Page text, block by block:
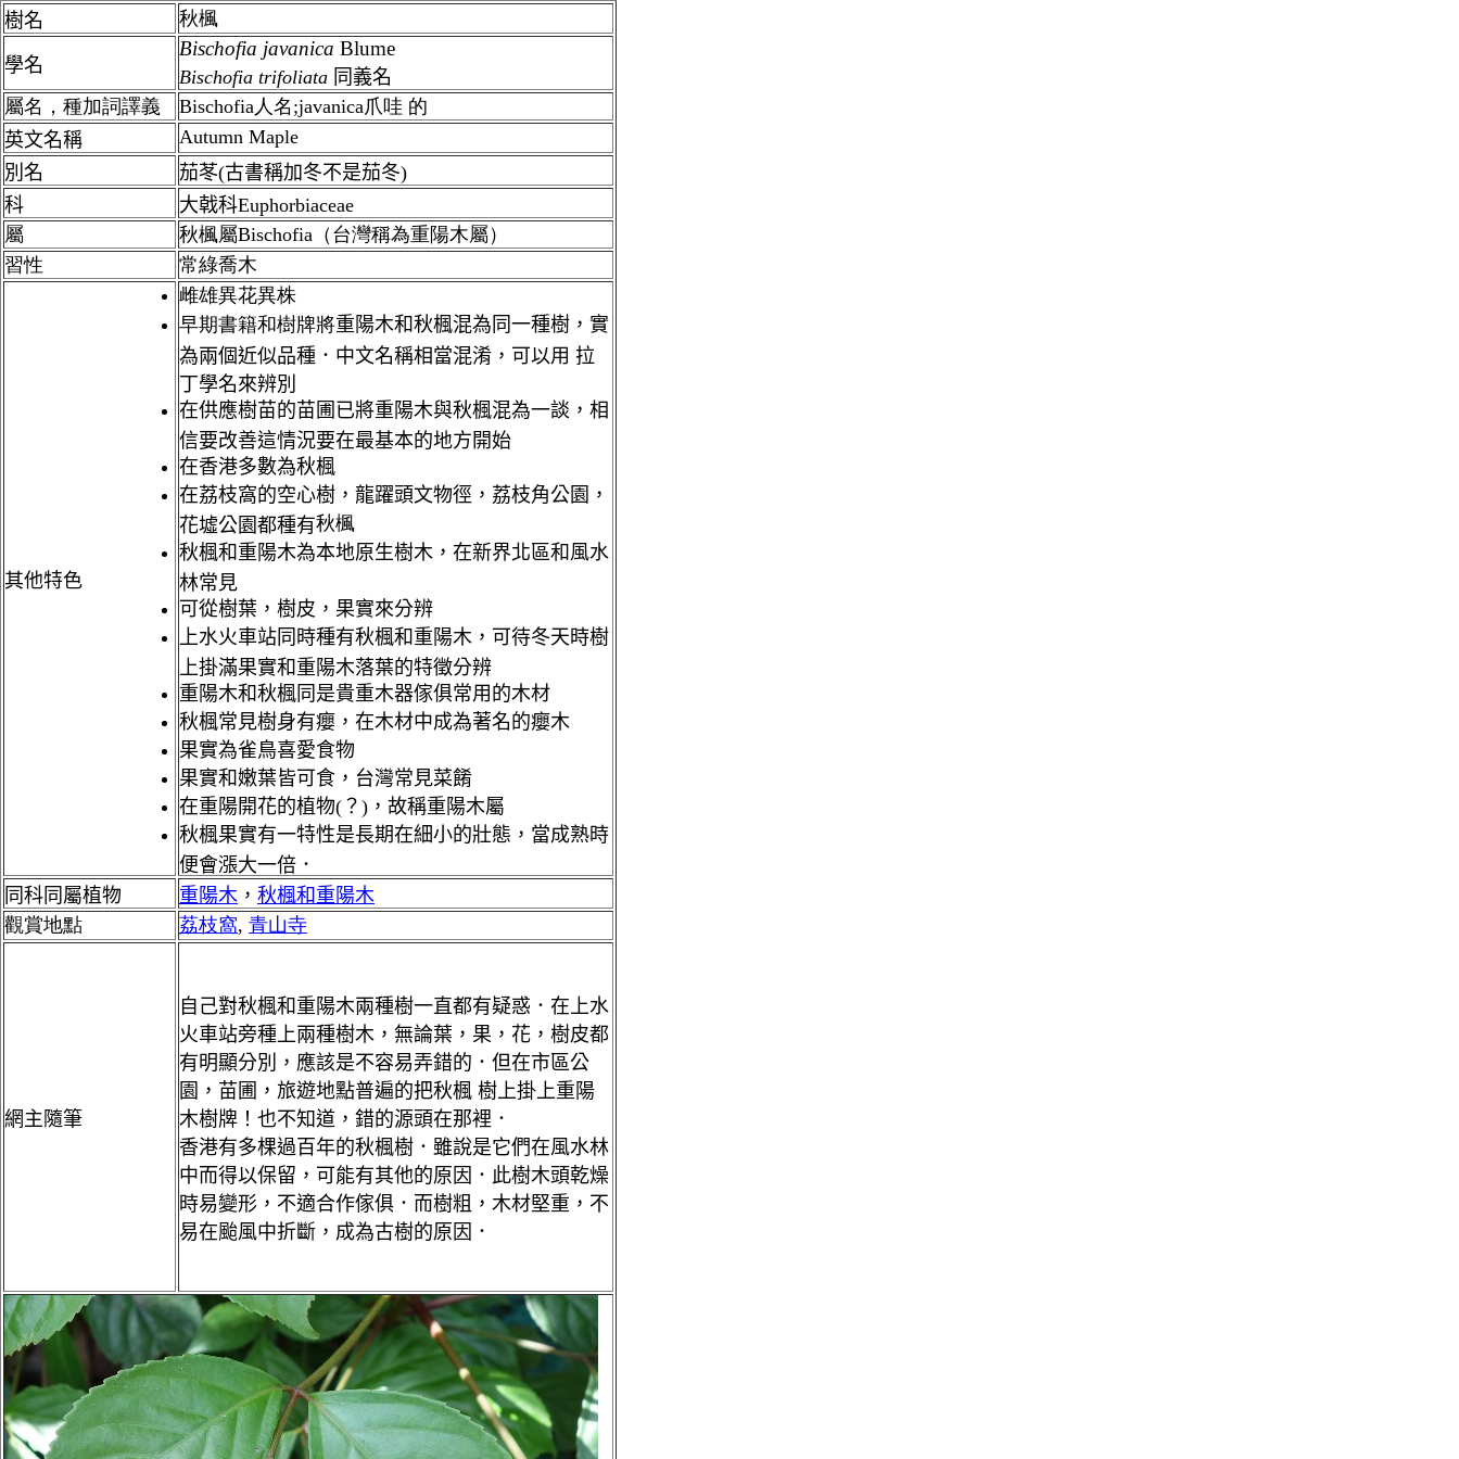
樹名 秋楓
學名
Bischofia javanica Blume
Bischofia trifoliata 同義名
屬名，種加詞譯義
Bischofia人名;javanica爪哇 的
英文名稱
Autumn Maple
別名
茄苳(古書稱加冬不是茄冬)
科
大戟科Euphorbiaceae
屬
秋楓屬Bischofia（台灣稱為重陽木屬）
習性
常綠喬木
其他特色
雌雄異花異株
早期書籍和樹牌將重陽木和秋楓混為同一種樹，實
為兩個近似品種．中文名稱相當混淆，可以用 拉
丁學名來辨別
在供應樹苗的苗圃已將重陽木與秋楓混為一談，相
信要改善這情況要在最基本的地方開始
在香港多數為秋楓
在荔枝窩的空心樹，龍躍頭文物徑，荔枝角公園，
花墟公園都種有秋楓
秋楓和重陽木為本地原生樹木，在新界北區和風水
林常見
可從樹葉，樹皮，果實來分辨
上水火車站同時種有秋楓和重陽木，可待冬天時樹
上掛滿果實和重陽木落葉的特徵分辨
重陽木和秋楓同是貴重木器傢俱常用的木材
秋楓常見樹身有癭，在木材中成為著名的癭木
果實為雀鳥喜愛食物
果實和嫩葉皆可食，台灣常見菜餚
在重陽開花的植物(？)，故稱重陽木屬
秋楓果實有一特性是長期在細小的壯態，當成熟時
便會漲大一倍．
同科同屬植物 重陽木 ， 秋楓和重陽木
觀賞地點
荔枝窩, 青山寺
網主隨筆
自己對秋楓和重陽木兩種樹一直都有疑惑．在上水
火車站旁種上兩種樹木，無論葉，果，花，樹皮都
有明顯分別，應該是不容易弄錯的．但在市區公
園，苗圃，旅遊地點普遍的把秋楓 樹上掛上重陽
木樹牌！也不知道，錯的源頭在那裡．
香港有多棵過百年的秋楓樹．雖說是它們在風水林
中而得以保留，可能有其他的原因．此樹木頭乾燥
時易變形，不適合作傢俱．而樹粗，木材堅重，不
易在颱風中折斷，成為古樹的原因．